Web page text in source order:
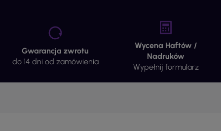
Gwarancja zwrotu
do 14 dni od zamówienia
Wycena Haftów /
Nadruków
Wypełnij formularz